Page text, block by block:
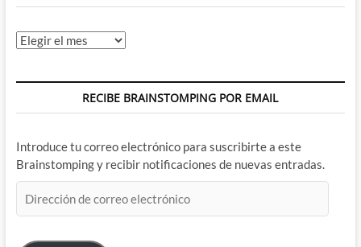
Archivos
RECIBE BRAINSTOMPING POR EMAIL
Introduce tu correo electrónico para suscribirte a este
Brainstomping y recibir notificaciones de nuevas entradas.
de
electrónico